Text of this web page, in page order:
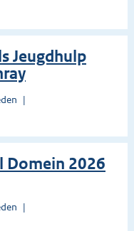
Jeugdhulp
Domein 2026